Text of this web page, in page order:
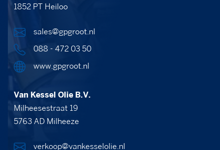
1852 PT Heiloo
sales@gpgroot.nl
088 - 472 03 50
www.gpgroot.nl
Van Kessel Olie B.V.
Milheesestraat 19
5763 AD Milheeze
verkoop@vankesselolie.nl